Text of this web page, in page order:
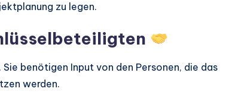
zu legen.
benötigen Input von den Personen, die das
werden.